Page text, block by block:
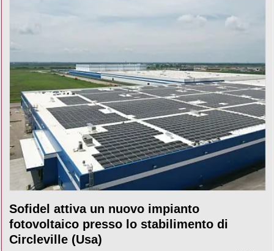
Sofidel attiva un nuovo impianto
fotovoltaico presso lo stabilimento di
Circleville (Usa)